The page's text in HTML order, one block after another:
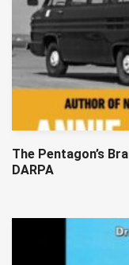
The Pentagon’s
DARPA